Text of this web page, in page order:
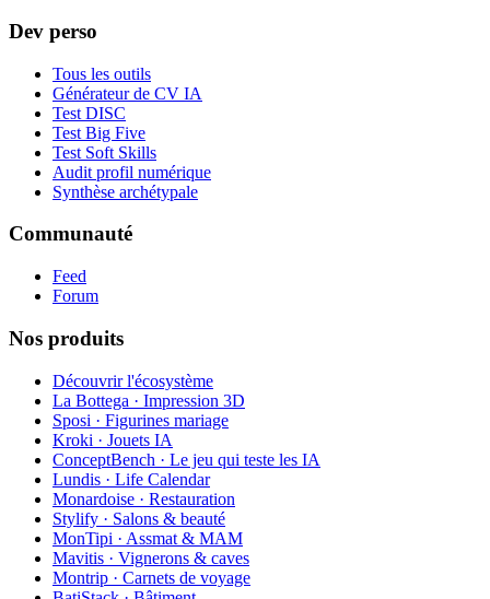
Dev perso
Tous les outils
Générateur de CV IA
Test DISC
Test Big Five
Test Soft Skills
Audit profil numérique
Synthèse archétypale
Communauté
Feed
Forum
Nos produits
Découvrir l'écosystème
La Bottega · Impression 3D
Sposi · Figurines mariage
Kroki · Jouets IA
ConceptBench · Le jeu qui teste les IA
Lundis · Life Calendar
Monardoise · Restauration
Stylify · Salons & beauté
MonTipi · Assmat & MAM
Mavitis · Vignerons & caves
Montrip · Carnets de voyage